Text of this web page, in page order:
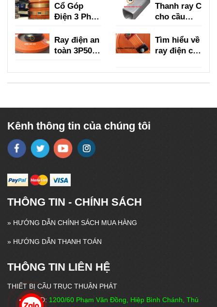
Cổ Góp
Điện 3 Pha
Thanh ray C
cho cầu
Ray điện an
toàn 3P50A,
3P100A,
3P150A
Tìm hiểu về
ray điện cầu
150A
Kênh thông tin của chúng tôi
THÔNG TIN - CHÍNH SÁCH
» HƯỚNG DẪN CHÍNH SÁCH MUA HÀNG
» HƯỚNG DẪN THANH TOÁN
THÔNG TIN LIÊN HỆ
THIẾT BỊ CẦU TRỤC THUẬN PHÁT
VPĐD: 1200/60 Phạm Văn Đồng, Hiệp Bình Chánh, Thủ